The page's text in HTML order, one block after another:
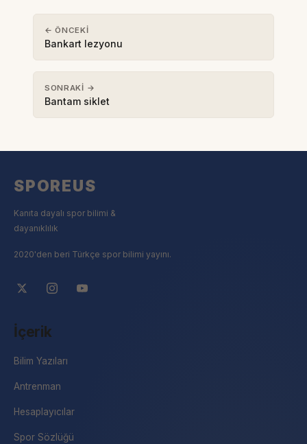
← ÖNCEKI
Bankart lezyonu
SONRAKI →
Bantam siklet
SPOREUS
Kanıta dayalı spor bilimi &
dayanıklılık
2020'den beri Türkçe spor bilimi yayını.
İçerik
Bilim Yazıları
Antrenman
Hesaplayıcılar
Spor Sözlüğü